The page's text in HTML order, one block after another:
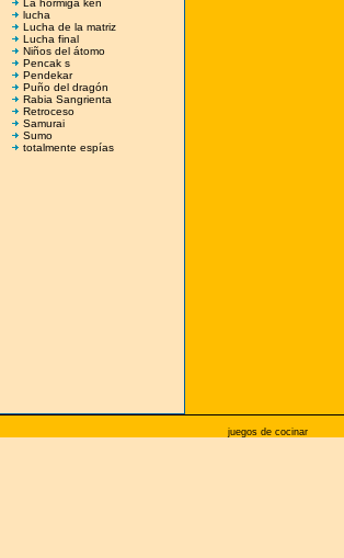
La hormiga ken
lucha
Lucha de la matriz
Lucha final
Niños del átomo
Pencak s
Pendekar
Puño del dragón
Rabia Sangrienta
Retroceso
Samurai
Sumo
totalmente espías
juegos de cocinar